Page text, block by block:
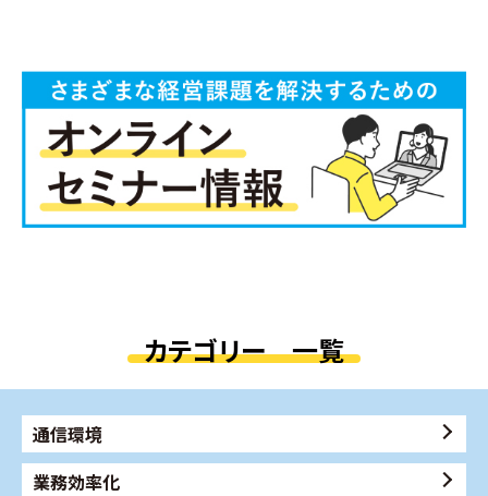
カテゴリー 一覧
通信環境
業務効率化